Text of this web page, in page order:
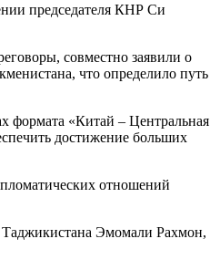
председателя КНР Си
совместно заявили о
что определило путь
формата «Китай – Центральная
достижение больших
отношений
Эмомали Рахмон,